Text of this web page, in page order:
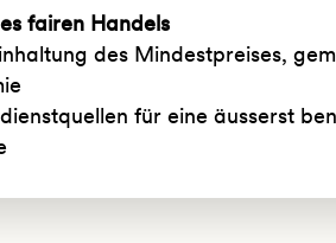
fairen Handels
des Mindestpreises,
für eine äusserst